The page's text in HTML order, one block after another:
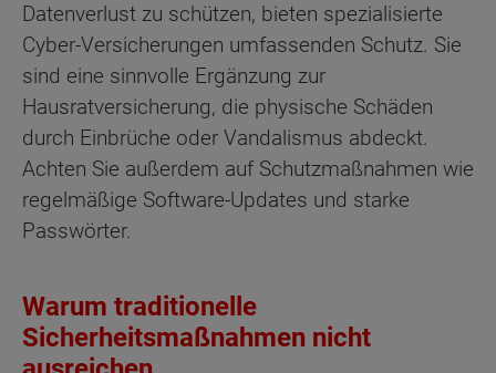
Datenverlust zu schützen, bieten spezialisierte
Cyber-Versicherungen umfassenden Schutz. Sie
sind eine sinnvolle Ergänzung zur
Hausratversicherung, die physische Schäden
durch Einbrüche oder Vandalismus abdeckt.
Achten Sie außerdem auf Schutzmaßnahmen wie
regelmäßige Software-Updates und starke
Passwörter.
Warum traditionelle
Sicherheitsmaßnahmen nicht